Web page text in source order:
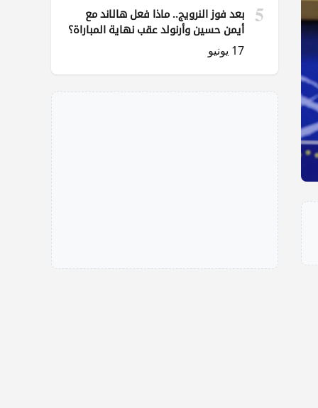
5
بعد فوز النرويج.. ماذا فعل هالاند مع
أيمن حسين وأرنولد عقب نهاية المباراة؟
17 يونيو